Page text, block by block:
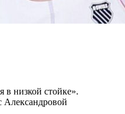
в низкой стойке».